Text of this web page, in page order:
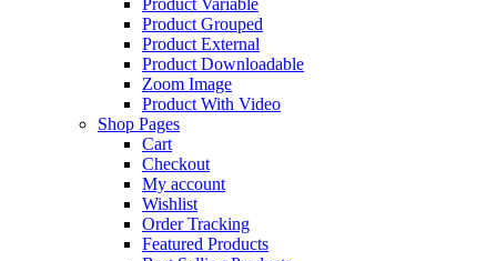
Product Grouped
Product External
Product Downloadable
Zoom Image
Product With Video
Shop Pages
Cart
Checkout
My account
Wishlist
Order Tracking
Featured Products